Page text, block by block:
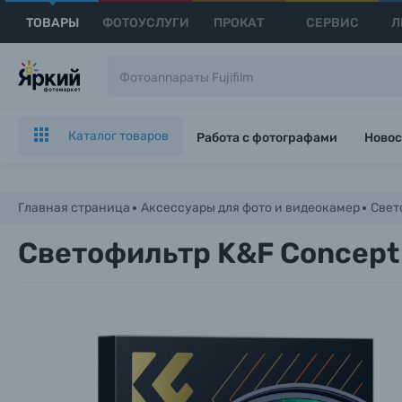
ТОВАРЫ ФОТОУСЛУГИ ПРОКАТ СЕРВИС
Каталог товаров Работа с фотографами
Главная страница Аксессуары для фото и видеокамер
Светофильтр K&F